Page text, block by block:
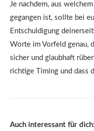
Je nachdem, aus
gegangen ist, sollte bei
Entschuldigung
Worte im Vorfeld genau,
sicher und glaubhaft
richtige Timing und dass
Auch interessant für